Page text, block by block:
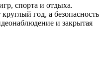
спорта и отдыха.
год, а безопасность
и закрытая